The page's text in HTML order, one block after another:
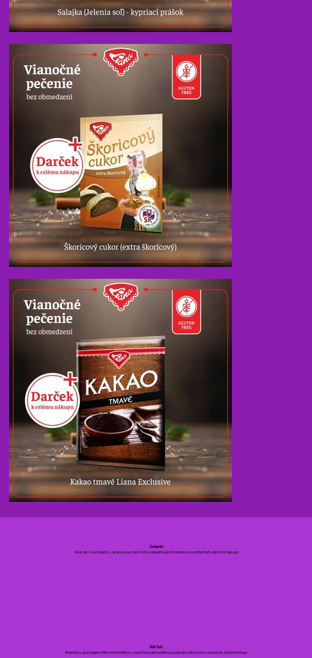
Zadanie:
Ukázať, že produkty Liana sú pre celú rodinu rešpektujúc intolerancie a pritiahnuť vianočné nákupy
Náš ťah:
Brandovo aj predajne. Mikromomentky s vianočnou atmosférou a pokojný inkluzívny voiceover, prítomné logo